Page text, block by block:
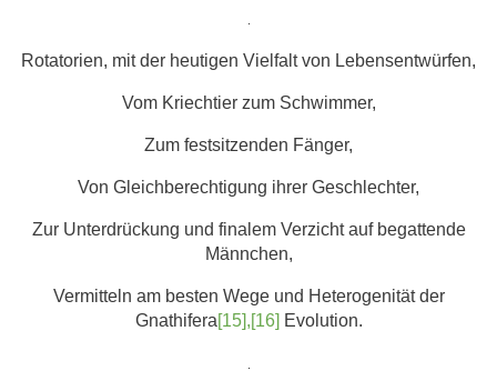
Rotatorien, mit der heutigen Vielfalt von Lebensentwürfen,
Vom Kriechtier zum Schwimmer,
Zum festsitzenden Fänger,
Von Gleichberechtigung ihrer Geschlechter,
Zur Unterdrückung und finalem Verzicht auf begattende
Männchen,
Vermitteln am besten Wege und Heterogenität der
Gnathifera[15],[16] Evolution.